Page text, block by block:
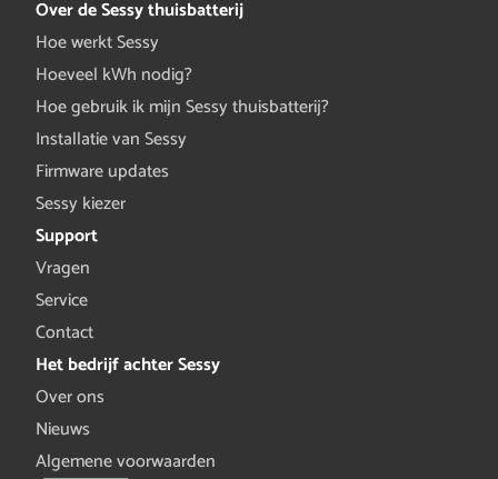
Over de Sessy thuisbatterij
Hoe werkt Sessy
Hoeveel kWh nodig?
Hoe gebruik ik mijn Sessy thuisbatterij?
Installatie van Sessy
Firmware updates
Sessy kiezer
Support
Vragen
Service
Contact
Het bedrijf achter Sessy
Over ons
Nieuws
Algemene voorwaarden